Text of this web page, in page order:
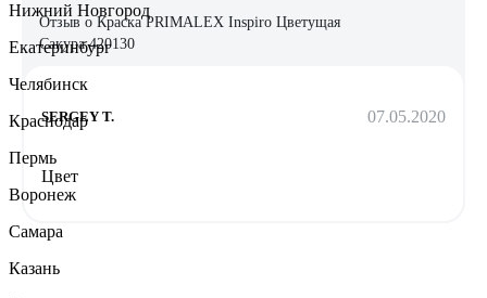
Отзыв о Краска PRIMALEX Inspiro Цветущая
Сакура 420130
SERGEY T. 07.05.2020
Цвет
Нижний Новгород
Екатеринбург
Челябинск
Краснодар
Пермь
Воронеж
Самара
Казань